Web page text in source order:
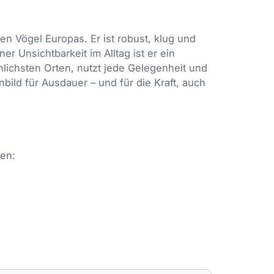
Vögel Europas. Er ist robust, klug und
Unsichtbarkeit im Alltag ist er ein
Orten, nutzt jede Gelegenheit und
für Ausdauer – und für die Kraft, auch